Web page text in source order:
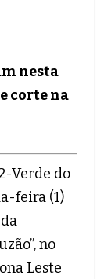
nesta
corte na
Verde do
feira (1)
no
Leste